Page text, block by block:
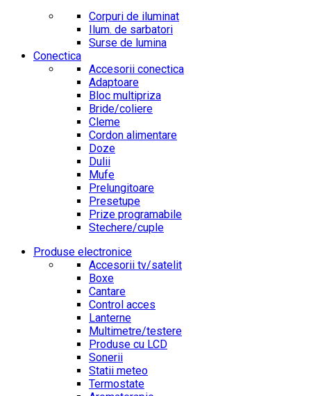
Corpuri de iluminat
Ilum. de sarbatori
Surse de lumina
Conectica
Accesorii conectica
Adaptoare
Bloc multipriza
Bride/coliere
Cleme
Cordon alimentare
Doze
Dulii
Mufe
Prelungitoare
Presetupe
Prize programabile
Stechere/cuple
Produse electronice
Accesorii tv/satelit
Boxe
Cantare
Control acces
Lanterne
Multimetre/testere
Produse cu LCD
Sonerii
Statii meteo
Termostate